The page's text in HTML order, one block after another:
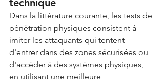
technique
Dans la littérature courante, les tests de
pénétration physiques consistent à
imiter les attaquants qui tentent
d'entrer dans des zones sécurisées ou
d'accéder à des systèmes physiques,
en utilisant une meilleure